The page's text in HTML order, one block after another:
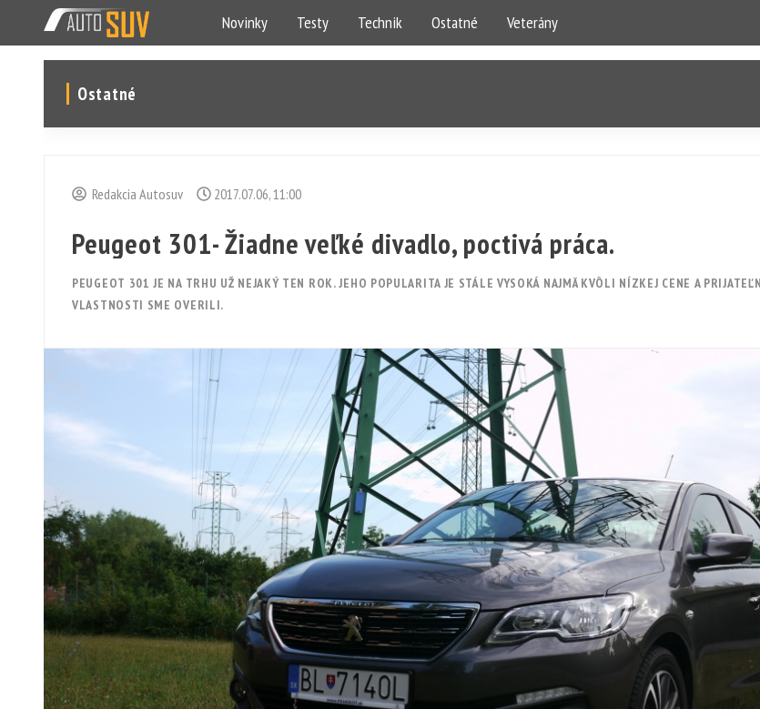
Novinky Testy Technik Ostatné Veterány
Ostatné
Redakcia Autosuv 2017.07.06, 11:00
Peugeot 301- Žiadne veľké divadlo, poctivá práca.
PEUGEOT 301 JE NA TRHU UŽ NEJAKÝ TEN ROK. JEHO POPULARITA JE STÁLE VYSOKÁ NAJMÄ KVÔLI NÍZKEJ CENE A
VLASTNOSTI SME OVERILI.